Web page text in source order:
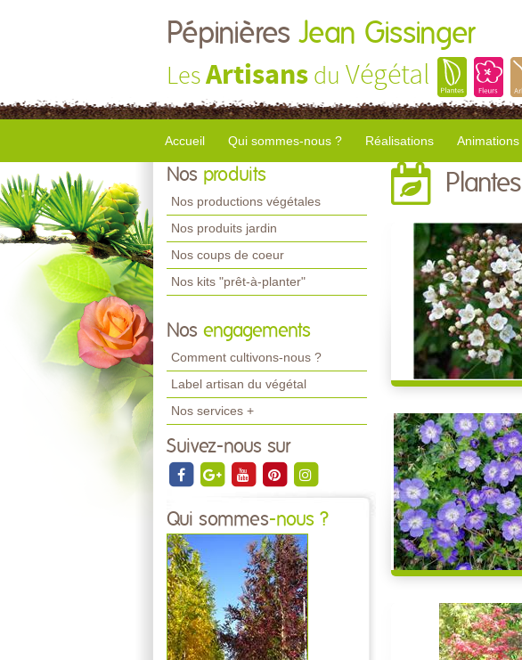
Pépinières Jean Gissinger
LesArtisans du Végétal
Accueil Qui sommes-nous ? Réalisations Animations
Nos produits
Nos productions végétales
Nos produits jardin
Nos coups de coeur
Nos kits "prêt-à-planter"
Nos engagements
Comment cultivons-nous ?
Label artisan du végétal
Nos services +
Suivez-nous sur
Qui sommes-nous ?
Plantes